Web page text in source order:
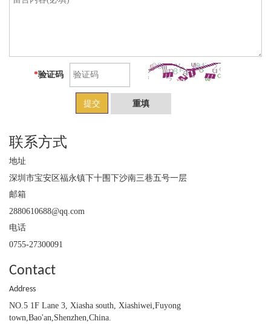
*验证码
提交
联系方式
地址
深圳市宝安区福永镇下十围下沙南三巷五号一层
邮箱
2880610688@qq.com
电话
0755-27300091
Contact
Address
NO.5 1F Lane 3, Xiasha south, Xiashiwei,Fuyong
town,Bao'an,Shenzhen,China.